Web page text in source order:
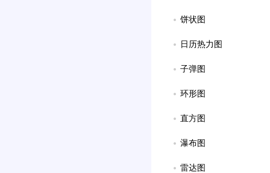
饼状图
日历热力图
子弹图
环形图
直方图
瀑布图
雷达图